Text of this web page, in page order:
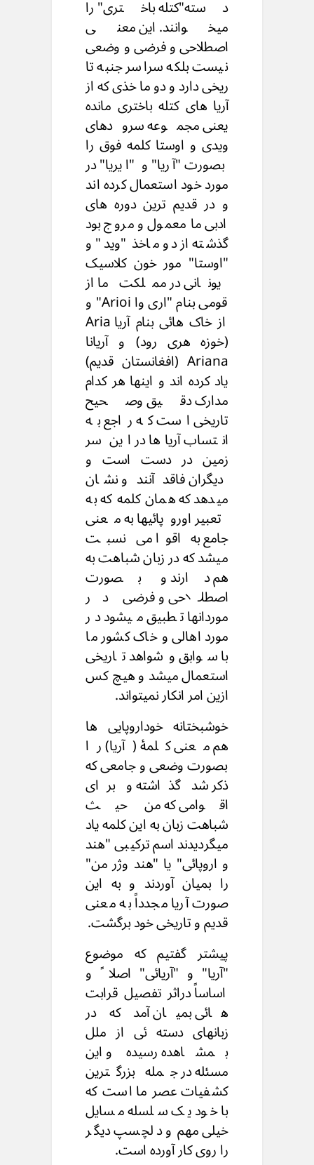
دسته"کتله باختری" را
میخوانند. این معنی
اصطلاحی و فرضی و وضعی
نیست بلکه سراسر جنبه تا
ریخی دارد و دو ما خذی که از
آریا های کتله باختری مانده
یعنی مجموعه سرودهای
ویدی و اوستا کلمه فوق را
بصورت "آریا" و "ایریا" در
مورد خود استعمال کرده اند
و در قدیم ترین دوره های
ادبی ما معمول و مروج بود
گذشته از دو ماخذ "وید" و
"اوستا" مور خون کلاسیک
یونانی در مملکت ما از
قومی بنام "ارى وا Arioi" و
از خاک هائی بنام آریا Aria
(خوزه هری رود) و آریانا
Ariana (افغانستان قدیم)
یاد کرده اند و اینها هر کدام
مدارک دقیق وصحیح
تاریخی است که راجع به
انتساب آریاها در این سر
زمین در دست است و
دیگران فاقد آنند و نشان
میدهد که همان کلمه که به
تعبیر اوروپائیها به معنی
جامع به اقوا می نسبت
میشد که در زبان شباهت به
هم دارند و بصورت
اصطلاحی و فرضی در
موردانها تطبیق میشود در
مورد اهالی و خاک کشور ما
با سوابق وشواهد تاریخی
استعمال میشد و هیچ کس
ازین امر انکار نمیتواند.
خوشبختانه خوداروپایی ها
هم معنی کلمۀ (آریا) را
بصورت وضعی و جامعی که
ذکر شد گذاشته و برای
اقوامی که من حیث
شباهت زبان به این کلمه یاد
میگردیدند اسم ترکیبی "هند
و اروپائی" یا "هند وژر من"
را بمیان آوردند و به این
صورت آریا مجدداً به معنی
قدیم و تاریخی خود برگشت.
پیشتر گفتیم که موضوع
"آریا" و "آریائی" اصلا ً و
اساساً دراثر تفصیل قرابت
هائی بمیان آمد که در
زبانهای دسته ئی از ملل
بمشاهده رسیده و این
مسئله در جمله بزرگترین
کشفیات عصر ما است که
با خود یک سلسله مسایل
خیلی مهم و دلچسپ دیگر
را روی کار آورده است.